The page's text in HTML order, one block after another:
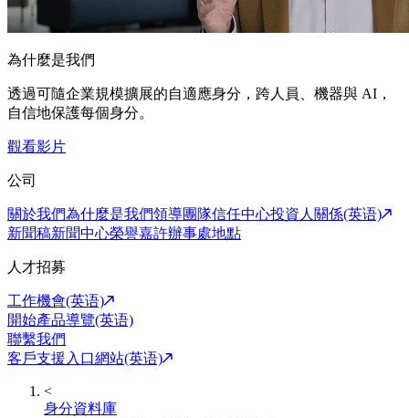
為什麼是我們
透過可隨企業規模擴展的自適應身分，跨人員、機器與 AI，
自信地保護每個身分。
觀看影片
公司
關於我們為什麼是我們領導團隊信任中心投資人關係(英语)
新聞稿新聞中心榮譽嘉許辦事處地點
人才招募
工作機會(英语)
開始產品導覽(英语)
聯繫我們
客戶支援入口網站(英语)
<
身分資料庫